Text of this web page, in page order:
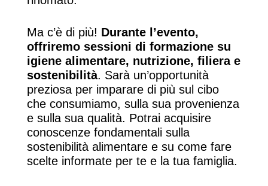
Ma c’è di più! Durante l’evento,
offriremo sessioni di formazione su
igiene alimentare, nutrizione, filiera e
sostenibilità. Sarà un’opportunità
preziosa per imparare di più sul cibo
che consumiamo, sulla sua provenienza
e sulla sua qualità. Potrai acquisire
conoscenze fondamentali sulla
sostenibilità alimentare e su come fare
scelte informate per te e la tua famiglia.